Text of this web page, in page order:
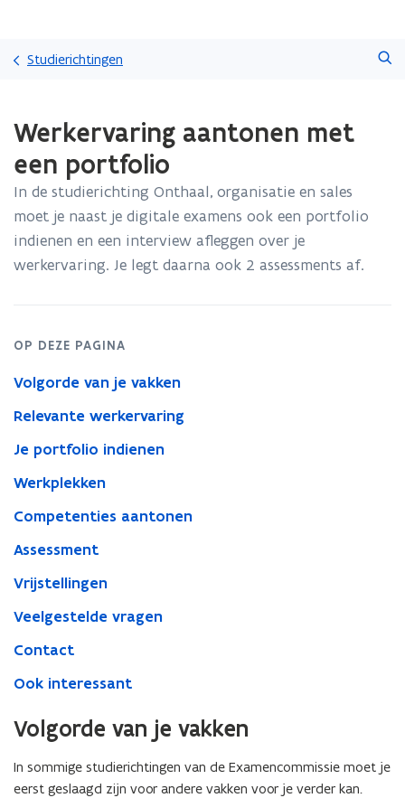
gaan
Studierichtingen
met
laden.
bevindt
zich
op:
Werkervaring
aantonen
Werkervaring aantonen met
een portfolio
In de studierichting Onthaal, organisatie en sales
moet je naast je digitale examens ook een portfolio
indienen en een interview afleggen over je
werkervaring. Je legt daarna ook 2 assessments af.
OP DEZE PAGINA
Volgorde van je vakken
Relevante werkervaring
Je portfolio indienen
Werkplekken
Competenties aantonen
Assessment
Vrijstellingen
Veelgestelde vragen
Contact
Ook interessant
Volgorde van je vakken
In sommige studierichtingen van de Examencommissie moet je
eerst geslaagd zijn voor andere vakken voor je verder kan.